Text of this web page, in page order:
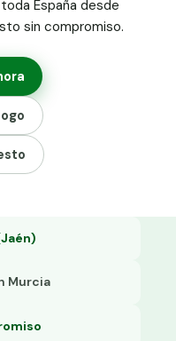
España desde
sin compromiso.
Murcia